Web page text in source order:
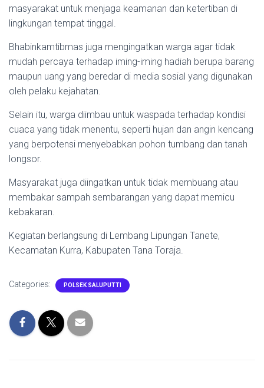
masyarakat untuk menjaga keamanan dan ketertiban di
lingkungan tempat tinggal.
Bhabinkamtibmas juga mengingatkan warga agar tidak
mudah percaya terhadap iming-iming hadiah berupa barang
maupun uang yang beredar di media sosial yang digunakan
oleh pelaku kejahatan.
Selain itu, warga diimbau untuk waspada terhadap kondisi
cuaca yang tidak menentu, seperti hujan dan angin kencang
yang berpotensi menyebabkan pohon tumbang dan tanah
longsor.
Masyarakat juga diingatkan untuk tidak membuang atau
membakar sampah sembarangan yang dapat memicu
kebakaran.
Kegiatan berlangsung di Lembang Lipungan Tanete,
Kecamatan Kurra, Kabupaten Tana Toraja.
Categories: POLSEK SALUPUTTI